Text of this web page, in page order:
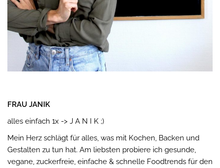
FRAU JANIK
alles einfach 1x -> J A N I K ;)
Mein Herz schlägt für alles, was mit Kochen, Backen und
Gestalten zu tun hat. Am liebsten probiere ich gesunde,
vegane, zuckerfreie, einfache & schnelle Foodtrends für den